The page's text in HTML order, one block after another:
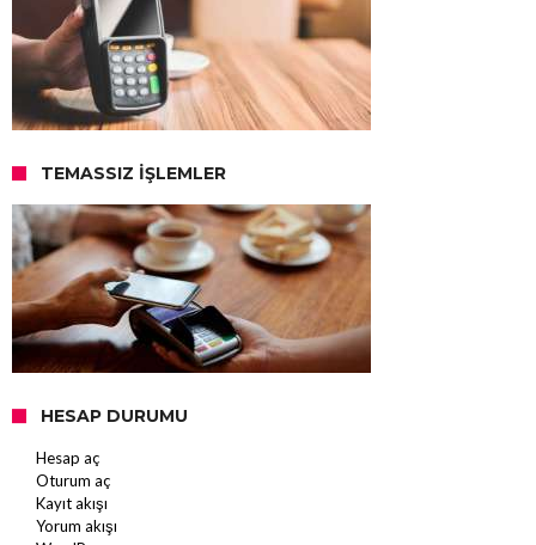
TEMASSIZ İŞLEMLER
HESAP DURUMU
Hesap aç
Oturum aç
Kayıt akışı
Yorum akışı